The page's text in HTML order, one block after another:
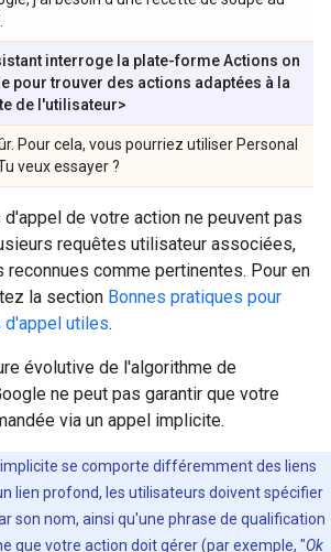
interroge la plate-forme Actions on
pour trouver des actions adaptées à la
de l'utilisateur>
Pour cela, vous pourriez utiliser Personal
veux essayer ?
de votre action ne peuvent pas
requêtes utilisateur associées,
comme pertinentes. Pour en
la section Bonnes pratiques pour
utiles.
évolutive de l'algorithme de
ne peut pas garantir que votre
via un appel implicite.
implicite se comporte différemment des liens
lien profond, les utilisateurs doivent spécifier
son nom, ainsi qu'une phrase de qualification
que votre action doit gérer (par exemple, "Ok